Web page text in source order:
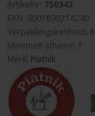
Artikelnr: 750342
EAN: 9001890214240
Verpakkingseenheid: 6
Minimum afname: 1
Merk: Piatnik